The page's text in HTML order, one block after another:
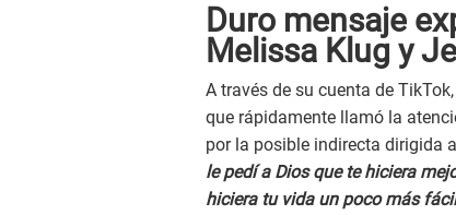
Duro mensaje
Melissa Klug y
A través de su cuenta de
que rápidamente llamó la
por la posible indirecta dirigida
le pedí a Dios que te hiciera
hiciera tu vida un poco más